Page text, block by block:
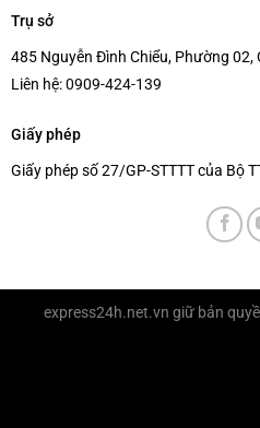
Trụ sở
485 Nguyễn Đình Chiểu, Phường 02,
Liên hệ:0909-424-139
Giấy phép
Giấy phép số 27/GP-STTTT của Bộ
express24h.net.vn giữ bản